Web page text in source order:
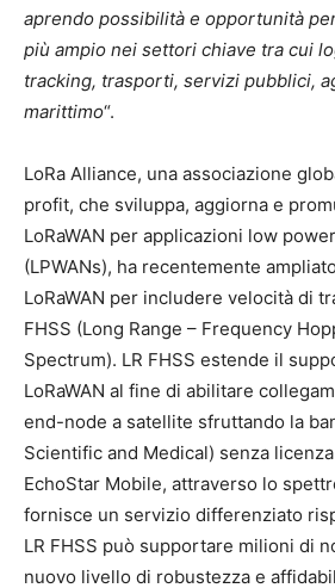
aprendo possibilità e opportunità
più ampio nei settori chiave tra cui
tracking, trasporti, servizi pubblici,
marittimo“.
LoRa Alliance, una associazione
profit, che sviluppa, aggiorna e
LoRaWAN per applicazioni low
(LPWANs), ha recentemente
LoRaWAN per includere velocità di
FHSS (Long Range – Frequency
Spectrum). LR FHSS estende il
LoRaWAN al fine di abilitare
end-node a satellite sfruttando la
Scientific and Medical) senza
EchoStar Mobile, attraverso lo
fornisce un servizio differenziato
LR FHSS può supportare milioni di
nuovo livello di robustezza e